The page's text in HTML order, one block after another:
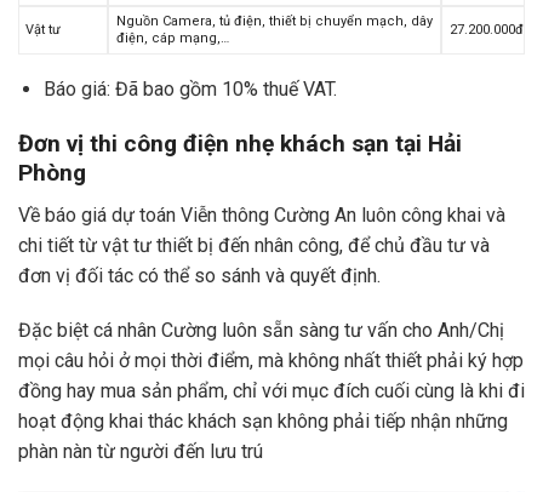
Vật tư
Nguồn Camera, tủ điện, thiết bị chuyển mạch, dây
điện, cáp mạng,…
27.200.000đ
Báo giá: Đã bao gồm 10% thuế VAT.
Đơn vị thi công điện nhẹ khách sạn tại Hải
Phòng
Về báo giá dự toán Viễn thông Cường An luôn công khai và
chi tiết từ vật tư thiết bị đến nhân công, để chủ đầu tư và
đơn vị đối tác có thể so sánh và quyết định.
Đặc biệt cá nhân Cường luôn sẵn sàng tư vấn cho Anh/Chị
mọi câu hỏi ở mọi thời điểm, mà không nhất thiết phải ký hợp
đồng hay mua sản phẩm, chỉ với mục đích cuối cùng là khi đi
hoạt động khai thác khách sạn không phải tiếp nhận những
phàn nàn từ người đến lưu trú